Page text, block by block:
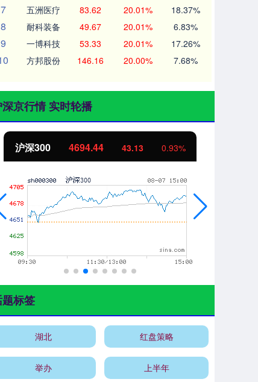
7 五洲医疗 83.62 20.01% 18.37%
8 耐科装备 49.67 20.01% 6.83%
9 一博科技 53.33 20.01% 17.26%
方邦股份 146.16 20.00% 7.68%
京行情 实时轮播
沪深300 4694.44 43.13 0.93%
标签
湖北 红盘策略
举办 上半年